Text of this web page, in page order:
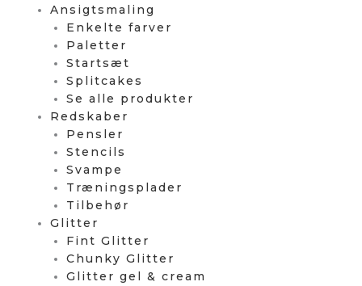
Ansigtsmaling
Enkelte farver
Paletter
Startsæt
Splitcakes
Se alle produkter
Redskaber
Pensler
Stencils
Svampe
Træningsplader
Tilbehør
Glitter
Fint Glitter
Chunky Glitter
Glitter gel & cream